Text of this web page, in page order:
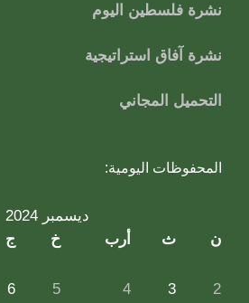
نشرة فلسطين اليوم
نشرة آفاق استراتيجية
التحميل المجاني
المحفوظات اليومية:
ديسمبر 2024
ن
ث أرب خ ج
2
3
4
5
6